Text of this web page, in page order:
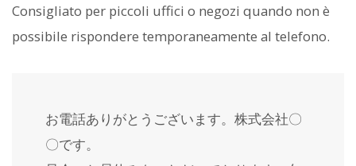
Consigliato per piccoli uffici o negozi quando non è
possibile rispondere temporaneamente al telefono.
お電話ありがとうございます。株式会社〇
〇です。